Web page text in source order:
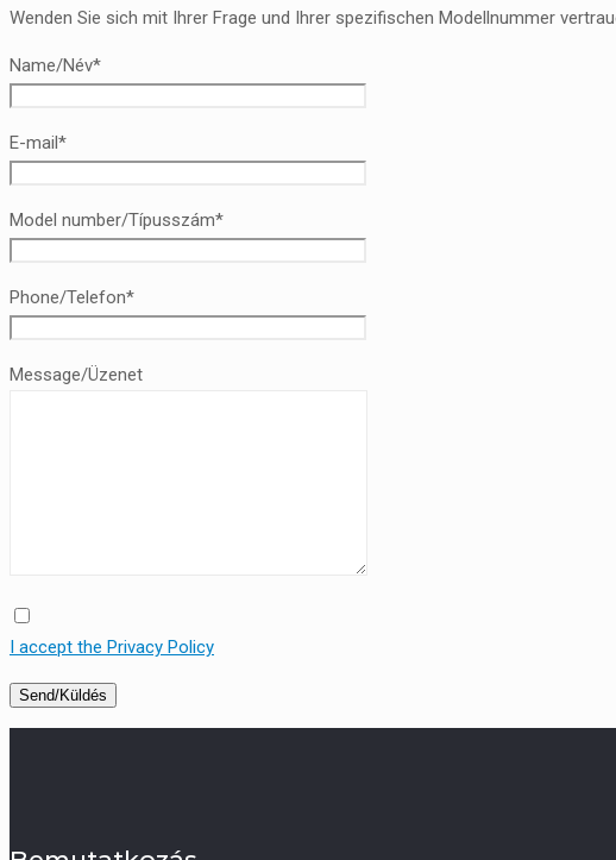
Wenden Sie sich mit Ihrer Frage und Ihrer spezifischen Modellnummer
Name/Név*
E-mail*
Model number/Típusszám*
Phone/Telefon*
Message/Üzenet
I accept the Privacy Policy